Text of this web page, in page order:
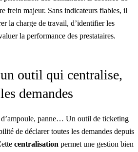
frein majeur. Sans indicateurs fiables, il
la charge de travail, d’identifier les
la performance des prestataires.
outil qui centralise,
demandes
d’ampoule, panne… Un outil de ticketing
de déclarer toutes les demandes depuis
centralisation permet une gestion bien